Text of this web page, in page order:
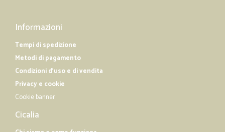
Informazioni
Tempi di spedizione
Metodi di pagamento
Condizioni d'uso e di vendita
Privacy e cookie
Cookie banner
Cicalia